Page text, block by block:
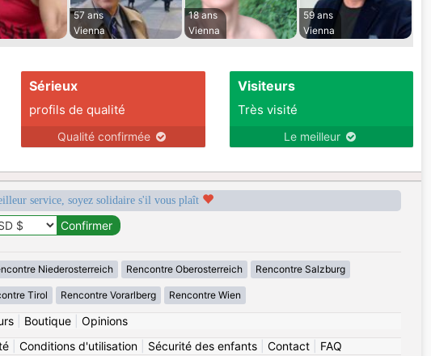
57 ans
Vienna
18 ans
Vienna
59 ans
Vienna
Sérieux
profils de qualité
Qualité confirmée
Visiteurs
Très visité
Le meilleur
service, soyez solidaire s'il vous plaît
Niederosterreich Rencontre Oberosterreich Rencontre Salzburg
Tirol Rencontre Vorarlberg Rencontre Wien
| Boutique| Opinions
| Conditions d'utilisation| Sécurité des enfants| Contact| FAQ